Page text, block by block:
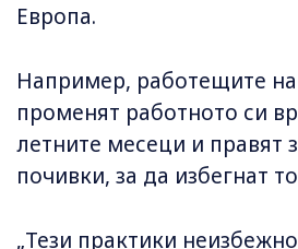
Европа.
Например, работещите на
променят работното си
летните месеци и правят
почивки, за да избегнат
„Тези практики